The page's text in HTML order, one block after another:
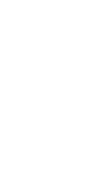
màu hồng pastel
sắc màu cùng túi cầm
đa dạng sắc thái. Khám